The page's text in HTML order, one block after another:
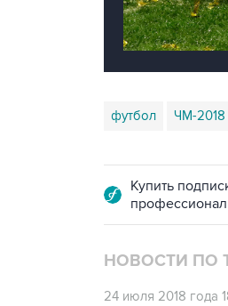
футбол ЧМ-2018
Купить
НОВОСТИ ПО
24 июля 2018 года